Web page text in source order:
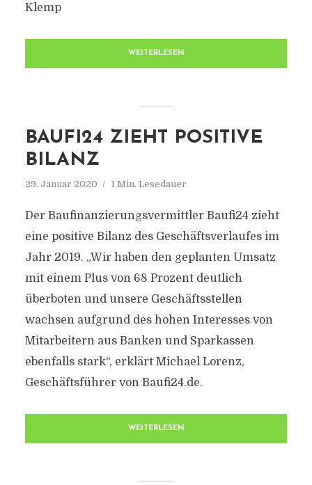
Klemp
WEITERLESEN
BAUFI24 ZIEHT POSITIVE
BILANZ
29. Januar 2020 1 Min. Lesedauer
Der Baufinanzierungsvermittler Baufi24 zieht
eine positive Bilanz des Geschäftsverlaufes im
Jahr 2019. „Wir haben den geplanten Umsatz
mit einem Plus von 68 Prozent deutlich
überboten und unsere Geschäftsstellen
wachsen aufgrund des hohen Interesses von
Mitarbeitern aus Banken und Sparkassen
ebenfalls stark“, erklärt Michael Lorenz,
Geschäftsführer von Baufi24.de.
WEITERLESEN